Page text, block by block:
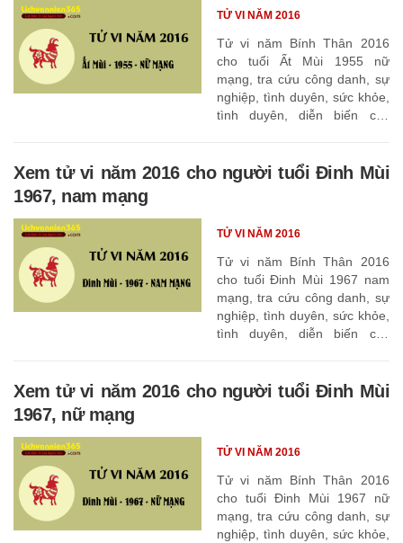
Tử vi năm Bính Thân 2016
cho tuổi Ất Mùi 1955 nữ
mạng, tra cứu công danh, sự
nghiệp, tình duyên, sức khỏe,
tình duyên, diễn biến các
TỬ VI NĂM 2016
Xem tử vi năm 2016 cho người tuổi Đinh Mùi
1967, nam mạng
Tử vi năm Bính Thân 2016
cho tuổi Đinh Mùi 1967 nam
mạng, tra cứu công danh, sự
nghiệp, tình duyên, sức khỏe,
tình duyên, diễn biến các
TỬ VI NĂM 2016
Xem tử vi năm 2016 cho người tuổi Đinh Mùi
1967, nữ mạng
Tử vi năm Bính Thân 2016
cho tuổi Đinh Mùi 1967 nữ
mạng, tra cứu công danh, sự
nghiệp, tình duyên, sức khỏe,
TỬ VI NĂM 2016